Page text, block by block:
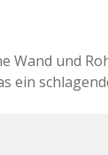
Wand und
ein